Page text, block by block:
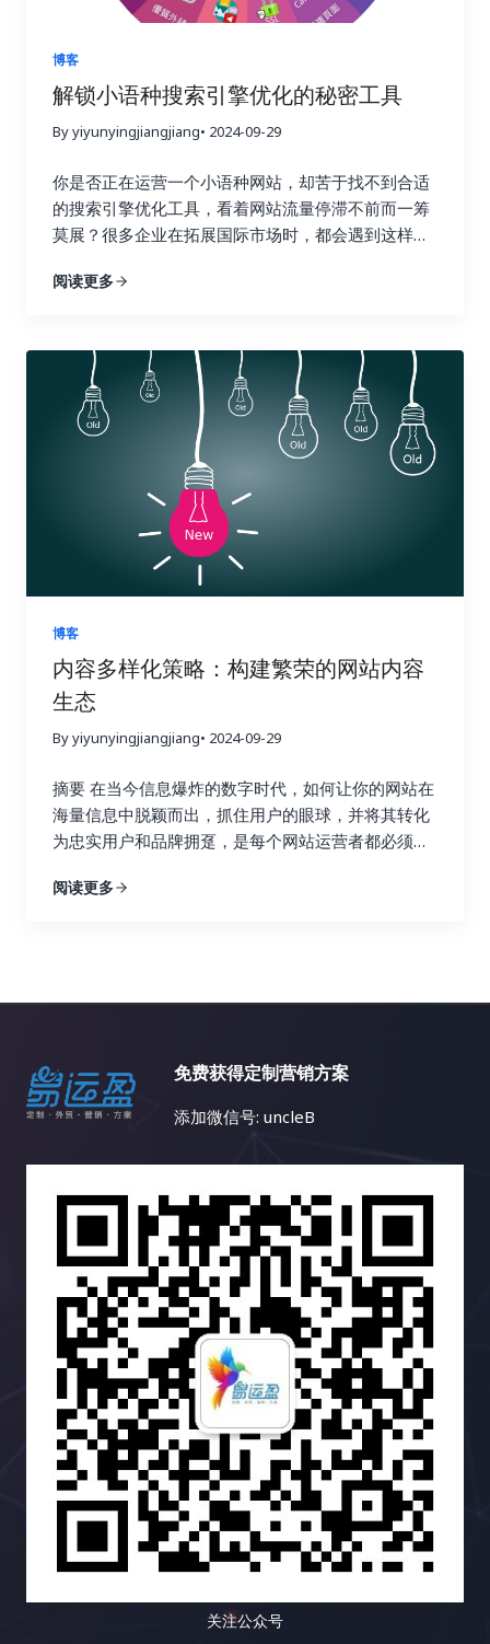
算。有些工具功能强大，但价格昂贵；有些工具功能
简单，但价格亲民。你需要根据自己的实际情况，权
衡利弊，选择最合适的工具。 以下是一些常用的链接
建设追踪工具，以及它们的优缺点： 除了以上这些工
具之外，还有其他一些工具也值得考虑，例如
择工具时，不仅要考虑功能和价格，还要考虑易用性
和数据准确性。一个好的工具应该易于上手，操作简
单，并且能够提供准确可靠的数据，为你的决策提供
链接建设效果时，需要关注一些关键指标，这些指标
是万里长征的第一步，更重要的是如何解读这些数据
并将它们转化为可操作的洞察力，最终指导我们的行
动，就像一位经验丰富的侦探，需要从蛛丝马迹中找
到破案的关键线索。 首先，你需要对收集到的数据进
行整理和分类，就像整理一个杂乱的房间一样，将物
品分门别类地摆放整齐。例如，你可以将链接按照来
源网站的权威性、链接类型（如文本链接、图片链
接、目录链接等）、锚文本的相关性等进行分类。 清
的链接对网站关键指标的影响，例如，来自高权重、
高相关性网站的链接是否带来了更多的推荐流量？包
含目标关键词的锚文本是否提升了网站在搜索引擎结
果页面中的排名？来自社交媒体平台的链接是否带来
了更高的用户参与度？ 这些指标就像一个仪表盘，可
据分析，你可以发现哪些链接建设策略真正有效，哪
些策略只是徒劳无功。例如，你可能会发现，来自行
业权威博客的链接带来了大量的目标流量和转化，而
害网站的声誉。 基于这些发现，你可以及时调整你的
个持续迭代的过程。你需要定期监控数据，并根据数
安全抵达目的地。 市场环境和用户行为都在不断变
化，只有持续地分析数据，才能保持链接建设策略的
有效性。 五、 案例分析：小红书如何玩转链接建
鉴。 小红书的成功并非偶然，而是精心策划和运营的
结果。 让我们深入剖析小红书是如何玩转链接建设
的： 小红书的成功案例表明，高质量的内容和活跃的
社区是链接建设的基石。 通过创造有价值的内容，吸
引用户参与，并引导用户分享和转载，可以获得大量
的、高质量的外部链接，并提升网站的流量、知名度
和最终的转化率。 六、 常见误区：你需要避免哪些
坑？ 在进行链接建设的道路上，充满了各种陷阱和误
区。 避免这些误区可以帮助你少走弯路，提高效率，
并最终取得成功。 七、 总结：数据驱动，持续优
化！ 链接建设不是一蹴而就的项目，而是一个长期而
复杂的过程，需要不断地学习、实践和优化。 数据驱
动是链接建设成功的关键。 通过追踪和分析数据，你
可以了解哪些策略有效，哪些策略无效，并不断调整
策略，最终实现网站流量的持续增长，并最终实现你
的商业目标。 记住，链接建设是一个马拉松，而不是
短跑，需要坚持不懈的努力和持续的优化。 只有不断
乎你的在线业务的整体成功与长远发展。一个强大的
链接配置文件不仅可以带来更高的品牌知名度和更多
的推荐流量，更能建立起坚实的用户信任，为你的业
务带来持续的增长动力。忽视链接建设，就像建造一
座空中楼阁，看似华丽，实则根基不稳，随时可能坍
的认可，搜索引擎又该如何判断你的网站的价值和可
信度呢？ 二、Ahrefs：全能型搜索引擎优化工具，挖
掘链接宝藏 Ahrefs 就像一位经验丰富的侦探，拥有
的链接策略，发现潜在的链接机会，并制定更有效的
站审核，Ahrefs 都能帮你轻松搞定，让你在搜索引擎
优化的战场上运筹帷幄，决胜千里。它可以帮助你了
解你的网站在哪些方面需要改进，以及如何更好地优
化你的网站以获得更高的排名和更多的流量。 1. 竞争
对手分析：知己知彼，百战不殆 使用 Ahrefs 的网站
分析功能，只需输入竞争对手的域名，即可全面了解
他们的反向链接情况。你可以分析他们的链接来源、
链接类型、锚文本等等，从中学习他们的成功经验，
并找到可以借鉴的链接建设策略。更重要的是，你可
站获取链接。这是一种非常有效的链接建设策略，可
以让你事半功倍，快速提升你的网站排名。通过深入
分析竞争对手的链接，你可以了解他们的优势和劣
势，并制定更具针对性的链接建设策略，从而在竞争
中占据优势。 2. 关键词研究：精准定位，事半功倍
相关的关键词，并分析这些关键词的搜索量、竞争程
度以及排名情况。通过关键词研究，你可以找到潜在
的链接建设目标，例如与你行业相关的博客、论坛和
为你的竞争对手带来了最多的流量，并以此为参考，
吸引目标受众的关注，并最终获得链接。 3. 内容探
容。你可以分析这些内容的主题、格式、推广策略等
等，从中学习如何创作更具吸引力的内容，从而吸引
更多的链接。通过分析热门内容，你可以了解目标受
吸引链接的关键，因为它可以为用户提供价值，并鼓
励其他网站链接到你的网站，从而提升你的网站权威
性和排名。好的内容也更容易在社交媒体上被分享，
从而带来更多的曝光率和流量。 三、Semrush：多功
能搜索引擎优化工具，助力链接建设 Semrush 就像
一位多才多艺的助手，可以帮助你进行关键词研究、
竞争对手分析、网站审核等等，全方位提升你的搜索
引擎优化效果。它不仅可以帮助你分析竞争对手，还
可以帮助你跟踪你的搜索引擎优化进度，并提供可操
作的改进建议，让你在搜索引擎优化的道路上少走弯
路，快速提升网站排名。它可以帮助你识别你的网站
存在的问题，并提供解决方案，让你可以更好地优化
你的网站，并获得更好的搜索引擎排名和更多的流
量。 1. 反向链接分析：洞察竞争对手，发现链接机会
Semrush 的反向链接分析功能可以帮助你分析竞争对
手的反向链接情况，包括链接数量、链接质量、链接
来源等等。通过分析竞争对手的链接策略，你可以找
博客
解锁小语种搜索引擎优化的秘密工具
By yiyunyingjiangjiang• 2024-09-29
你是否正在运营一个小语种网站，却苦于找不到合适
的搜索引擎优化工具，看着网站流量停滞不前而一筹
莫展？很多企业在拓展国际市场时，都会遇到这样的
球化的浪潮下，越来越多的企业开始将目光投向海外
搜索引擎优化工具，就像找到了一把打开国际市场大
门的金钥匙，能够帮助你的网站在全球范围内获得更
高的曝光率和流量。有效的搜索引擎优化策略可以帮
助你吸引目标用户，提升品牌知名度，最终带来更高
的转化率和收益。 这篇文章将为你揭秘一系列强大且
高效的小语种搜索引擎优化工具。我们会深入探讨每
一种工具的功能和优势，并提供一些实际操作的建
议，帮助你克服语言障碍，精准定位目标用户，让你
的网站在国际竞争中脱颖而出，最终实现业务的蓬勃
发展。做好准备，一起开启小语种搜索引擎优化的奇
妙旅程！ 一、小语种搜索引擎优化的挑战与机遇：扬
帆出海，乘风破浪 在进军国际市场时，小语种搜索引
擎优化无疑是一块难啃的骨头。它不像英语搜索引擎
优化那样有丰富的资源和工具。与主流语言英语相
比，小语种搜索引擎优化面临着诸多挑战，例如西班
语、韩语、阿拉伯语等等，每一个语种都有其独特的
语法和文化背景。这使得搜索引擎优化策略的制定更
加复杂，我们需要针对不同的语言和文化制定不同的
就很难理解目标市场的用户需求、搜索习惯和文化背
务的推广可能会受到限制，你需要了解目标市场的相
关法律法规。 再次，竞争激烈也是一个不容忽视的问
题。一些热门的小语种市场竞争非常激烈，需要付出
后，资源匮乏也是小语种搜索引擎优化面临的一个难
题。相比于英语等主流语言，小语种搜索引擎优化的
学习资源和工具相对匮乏。找到合适的工具和资源需
要花费更多的时间和精力。你可能需要尝试不同的工
具，并进行比较和筛选。 然而，挑战与机遇并存。随
着全球化的深入发展，小语种市场蕴藏着巨大的潜
力。这是一个尚未完全开发的蓝海市场。掌握小语种
搜索引擎优化技巧，就能抢占先机，在蓝海市场中获
得丰厚的回报。想想看，如果你的网站能够在竞争相
对较小的市场中获得领先地位，那将带来多么巨大的
商机！你将有机会接触到更广泛的用户群体，并获得
更高的市场份额。 二、小语种搜索引擎优化工具箱：
武装你的网站，征服全球 想要在小语种搜索引擎优化
的战场上取得胜利，你需要一套强大的工具来武装你
的网站。以下是一些经过实战检验的利器，它们涵盖
了关键词研究、网站分析、竞争对手分析、翻译和内
容优化等多个方面。它们能够帮助你提升网站排名，
阅读更多
博客
内容多样化策略：构建繁荣的网站内容
生态
By yiyunyingjiangjiang• 2024-09-29
摘要 在当今信息爆炸的数字时代，如何让你的网站在
海量信息中脱颖而出，抓住用户的眼球，并将其转化
为忠实用户和品牌拥趸，是每个网站运营者都必须认
一难题的关键所在。本文将深入探讨内容多样化策略
态，最终实现网站流量的持续增长、用户参与度的显
花园里只种植着单一品种的花卉，即使再娇艳欲滴，
也会让人感到单调乏味。同样的道理，如果一个网站
只提供单一的内容形式，即使文字再优美，设计再精
且异质性极高的群体，不同的用户拥有不同的背景、
兴趣、需求、学习风格、认知模式和行为习惯。有些
人喜欢深入阅读长篇的专业文章，有些人则更倾向于
观看短小精悍的视频教程；有些人对数据和图表情有
独钟，有些人则更容易被生动的故事和案例所打动；
有些人喜欢积极参与互动，分享自己的观点和经验，
有些人则更倾向于被动地接收信息，默默地汲取知
识。内容多样化策略正是为了满足这些不同用户的个
性化需求，提供更具针对性、更 engaging、更富有
吸引力的内容体验，从而提升用户粘性，将偶然的访
客转化为忠实的粉丝，最终实现网站流量的持续增
长、品牌影响力的提升以及商业目标的全面达成。
二、内容多样化策略的武器库：如何让你的网站“百花
齐放”？ 内容多样化策略的核心在于，根据目标用户
的精准画像和网站的整体战略定位，选择最合适的内
容形式，并将这些不同的内容形式有机地结合在一
起，构建一个完整、和谐、充满活力的内容生态系
阅读更多
免费获得定制营销方案
添加微信号: uncleB
关注公众号